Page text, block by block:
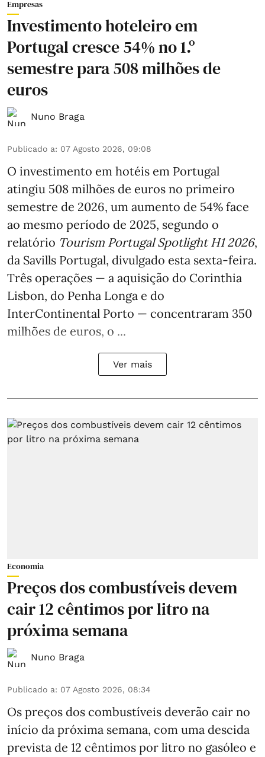
Empresas
Investimento hoteleiro em
Portugal cresce 54% no 1.º
semestre para 508 milhões de
euros
Nuno Braga
Publicado a: 07 Agosto 2026, 09:08
O investimento em hotéis em Portugal
atingiu 508 milhões de euros no primeiro
semestre de 2026, um aumento de 54% face
ao mesmo período de 2025, segundo o
relatório Tourism Portugal Spotlight H1 2026,
da Savills Portugal, divulgado esta sexta-feira.
Três operações — a aquisição do Corinthia
Lisbon, do Penha Longa e do
InterContinental Porto — concentraram 350
milhões de euros, o ...
Ver mais
Economia
Preços dos combustíveis devem
cair 12 cêntimos por litro na
próxima semana
Nuno Braga
Publicado a: 07 Agosto 2026, 08:34
Os preços dos combustíveis deverão cair no
início da próxima semana, com uma descida
prevista de 12 cêntimos por litro no gasóleo e